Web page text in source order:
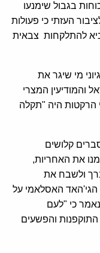
בגבול שימנעו
העזתי כי פעולות
להתלקחות צבאית
מי שיגר את
והמודיעין המצרי
הרקטות היה "תקלה
קלושים
את האחריות,
ולשבח את
האסלאמי על
נאמר כי "לעם
התוקפנות והפשעים